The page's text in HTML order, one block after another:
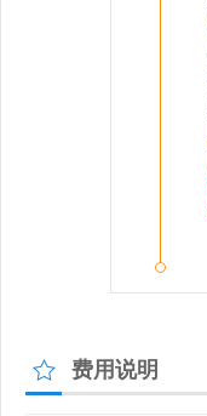
费用说明